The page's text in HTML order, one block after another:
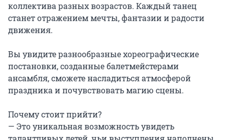
коллектива разных возрастов. Каждый танец
станет отражением мечты, фантазии и радости
движения.
Вы увидите разнообразные хореографические
постановки, созданные балетмейстерами
ансамбля, сможете насладиться атмосферой
праздника и почувствовать магию сцены.
Почему стоит прийти?
— Это уникальная возможность увидеть